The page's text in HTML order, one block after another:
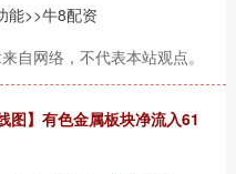
能>>牛8配资
自网络，不代表本站观点。
图】有色金属板块净流入61